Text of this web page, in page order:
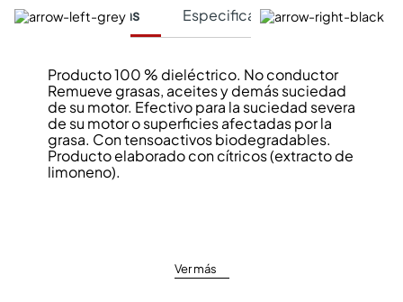
Características Especificaciones Técnicas
Producto 100 % dieléctrico. No conductor
Remueve grasas, aceites y demás suciedad
de su motor. Efectivo para la suciedad severa
de su motor o superficies afectadas por la
grasa. Con tensoactivos biodegradables.
Producto elaborado con cítricos (extracto de
limoneno).
Ver más